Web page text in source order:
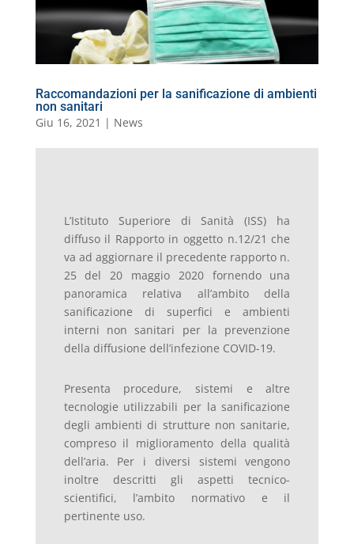
Raccomandazioni per la sanificazione di ambienti
non sanitari
Giu 16, 2021 | News
L’Istituto Superiore di Sanità (ISS) ha
diffuso il Rapporto in oggetto n.12/21 che
va ad aggiornare il precedente rapporto n.
25 del 20 maggio 2020 fornendo una
panoramica relativa all’ambito della
sanificazione di superfici e ambienti
interni non sanitari per la prevenzione
della diffusione dell’infezione COVID-19.
Presenta procedure, sistemi e altre
tecnologie utilizzabili per la sanificazione
degli ambienti di strutture non sanitarie,
compreso il miglioramento della qualità
dell’aria. Per i diversi sistemi vengono
inoltre descritti gli aspetti tecnico-
scientifici, l’ambito normativo e il
pertinente uso.